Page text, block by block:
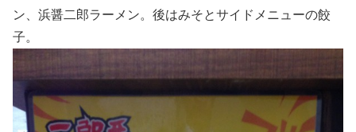
ン、浜醤二郎ラーメン。後はみそとサイドメニューの餃
子。